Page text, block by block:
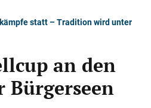
statt – Tradition wird unter
an den